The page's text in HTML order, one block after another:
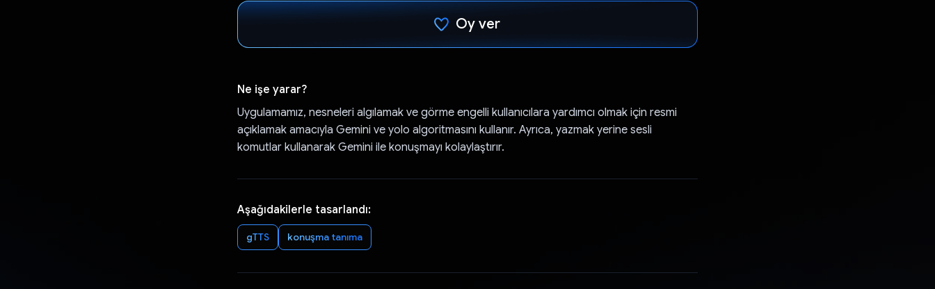
Oy ver
Ne işe yarar?
Uygulamamız, nesneleri algılamak ve görme engelli kullanıcılara yardımcı olmak için resmi
açıklamak amacıyla Gemini ve yolo algoritmasını kullanır. Ayrıca, yazmak yerine sesli
komutlar kullanarak Gemini ile konuşmayı kolaylaştırır.
Aşağıdakilerle tasarlandı:
gTTS konuşma tanıma